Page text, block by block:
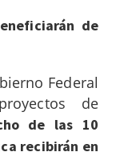
de
Federal
de
de las 10
recibirán en